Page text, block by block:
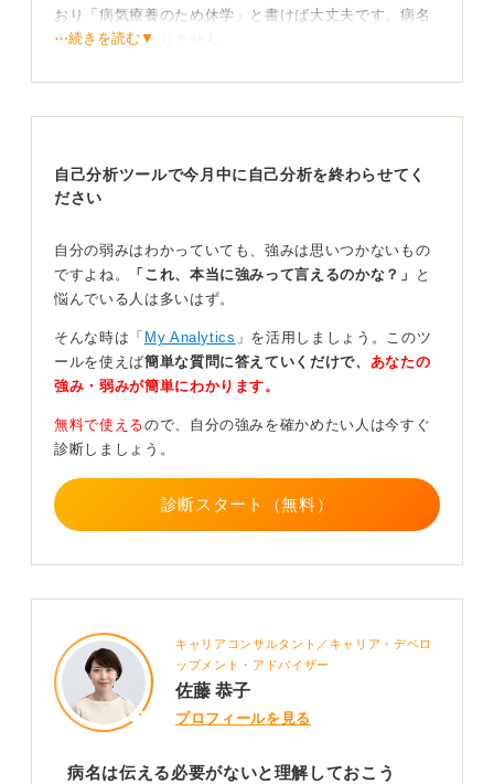
おり「病気療養のため休学」と書けば大丈夫です。病名
を書く必要はありません。
かどうかだけ
要はありません。
企業が確認したいのは「今、安定して働けるかどうか」
こと自体が法的にも望ましくないとされていますので安
心してくださいね。
したが現在は体調も安定しており、問題なく就職活動を
進めています」と伝えれば十分です。
さらに「休学を経て自分と向き合う時間が持てたこと
で、働く意味を改めて考えるきっかけになりました」な
を丁寧に言葉にすることができれば、社会人としての強
みにもつながりますよ。
0
⋯続きを読む▼
自己分析ツールで今月中に自己分析を終わらせてく
ださい
自分の弱みはわかっていても、強みは思いつかないもの
ですよね。
「これ、本当に強みって言えるのかな？」
と
悩んでいる人は多いはず。
そんな時は「 My Analytics 」を活用しましょう。このツ
ールを使えば簡単な質問に答えていくだけで、 あなたの
強み・弱みが簡単にわかります。
無料で使えるので、自分の強みを確かめたい人は今すぐ
診断しましょう。
診断スタート（無料）
キャリアコンサルタント／キャリア・デベロ
ップメント・アドバイザー
佐藤 恭子
プロフィールを見る
病名は伝える必要がないと理解しておこう